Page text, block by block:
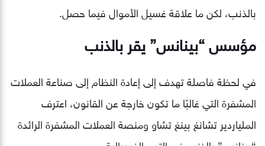
بالذنب، لكن ما علاقة غسيل الأموال فيما حصل.
مؤسس “بينانس” يقر بالذنب
في لحظة فاصلة تهدف إلى إعادة النظام إلى صناعة العملات
المشفرة التي غالبًا ما تكون خارجة عن القانون، اعترف
الملياردير تشانغ بينغ تشاو ومنصة العملات المشفرة الرائدة